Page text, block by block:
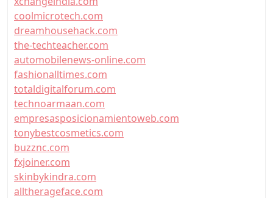
coolmicrotech.com
dreamhousehack.com
the-techteacher.com
automobilenews-online.com
fashionalltimes.com
totaldigitalforum.com
technoarmaan.com
empresasposicionamientoweb.com
tonybestcosmetics.com
buzznc.com
fxjoiner.com
skinbykindra.com
alltherageface.com